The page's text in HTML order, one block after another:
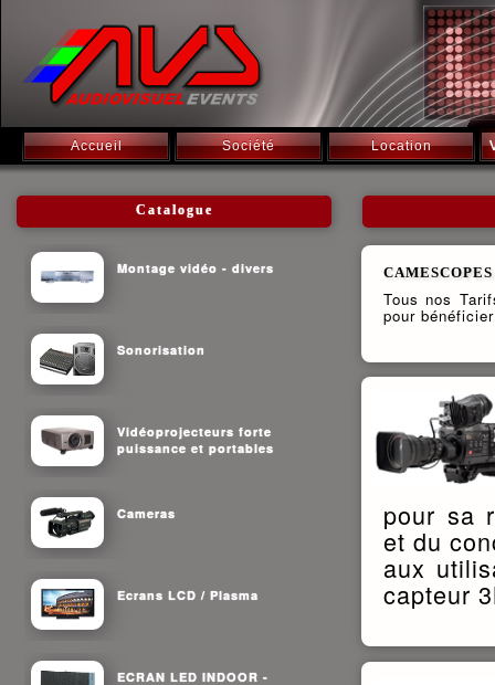
Accueil Société Location
Catalogue
Montage vidéo - divers
Sonorisation
Vidéoprojecteurs forte
puissance et portables
Cameras
Ecrans LCD / Plasma
ECRAN LED INDOOR -
Tous nos
pour
pour sa
et du
aux
capteur